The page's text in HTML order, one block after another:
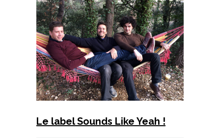
Le label Sounds Like Yeah !